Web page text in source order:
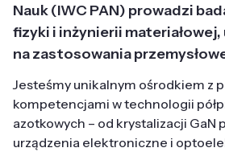
Nauk (IWC PAN) prowadzi
fizyki i inżynierii
na zastosowania
Jesteśmy unikalnym ośrodkiem z
kompetencjami w technologii
azotkowych – od krystalizacji GaN
urządzenia elektroniczne i